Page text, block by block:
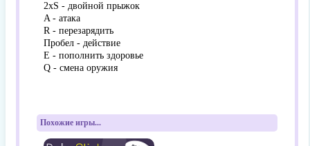
2xS - двойной прыжок
A - атака
R - перезарядить
Пробел - действие
E - пополнить здоровье
Q - смена оружия
Похожие игры...